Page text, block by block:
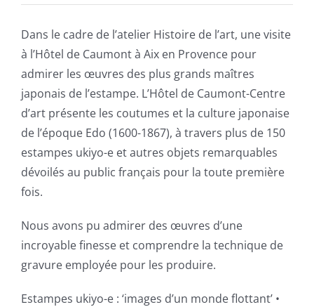
Dans le cadre de l’atelier Histoire de l’art, une visite
à l’Hôtel de Caumont à Aix en Provence pour
admirer les œuvres des plus grands maîtres
japonais de l’estampe. L’Hôtel de Caumont-Centre
d’art présente les coutumes et la culture japonaise
de l’époque Edo (1600-1867), à travers plus de 150
estampes ukiyo-e et autres objets remarquables
dévoilés au public français pour la toute première
fois.
Nous avons pu admirer des œuvres d’une
incroyable finesse et comprendre la technique de
gravure employée pour les produire.
Estampes ukiyo-e : ‘images d’un monde flottant’ •